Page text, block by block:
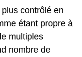
contrôlé en
étant propre à
multiples
nombre de